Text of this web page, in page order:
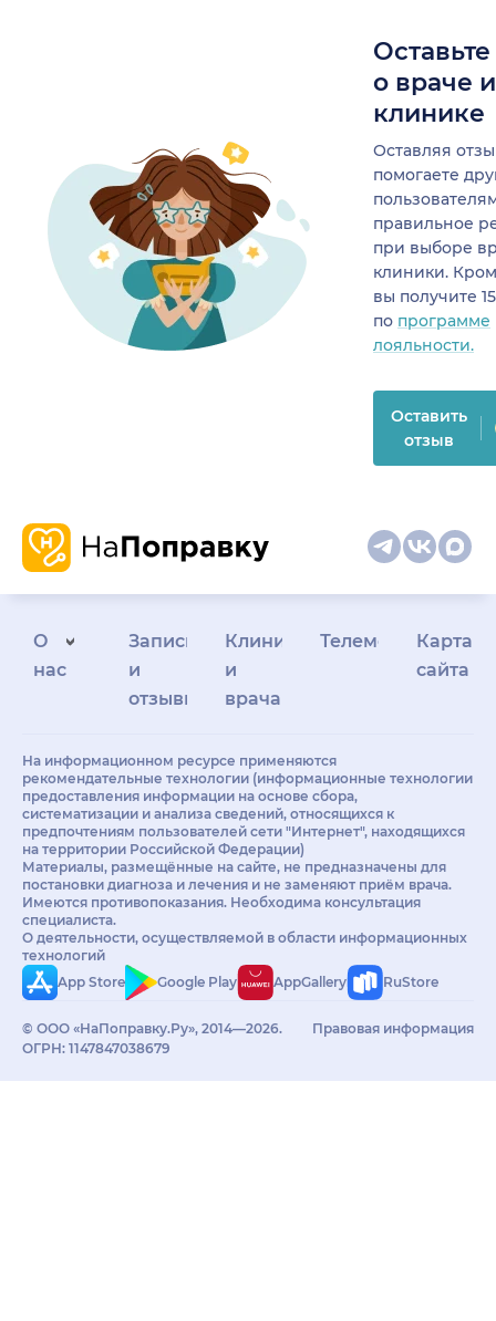
о враче
клинике
Оставляя
помогаете
правильное
при выборе
клиники.
вы получите
по программе
лояльности.
Оставить
отзыв
О
нас
Запись
и
отзывы
Клиникам
и
врачам
Телемедицина
Карта
сайта
На информационном ресурсе применяются
рекомендательные технологии (информационные технологии
предоставления информации на основе сбора,
систематизации и анализа сведений, относящихся к
предпочтениям пользователей сети "Интернет", находящихся
на территории Российской Федерации)
Материалы, размещённые на сайте, не предназначены для
постановки диагноза и лечения и не заменяют приём врача.
Имеются противопоказания. Необходима консультация
специалиста.
О деятельности, осуществляемой в области информационных
технологий
App Store
Google Play AppGallery RuStore
© ООО «НаПоправку.Ру», 2014—2026.
ОГРН: 1147847038679
Правовая информация